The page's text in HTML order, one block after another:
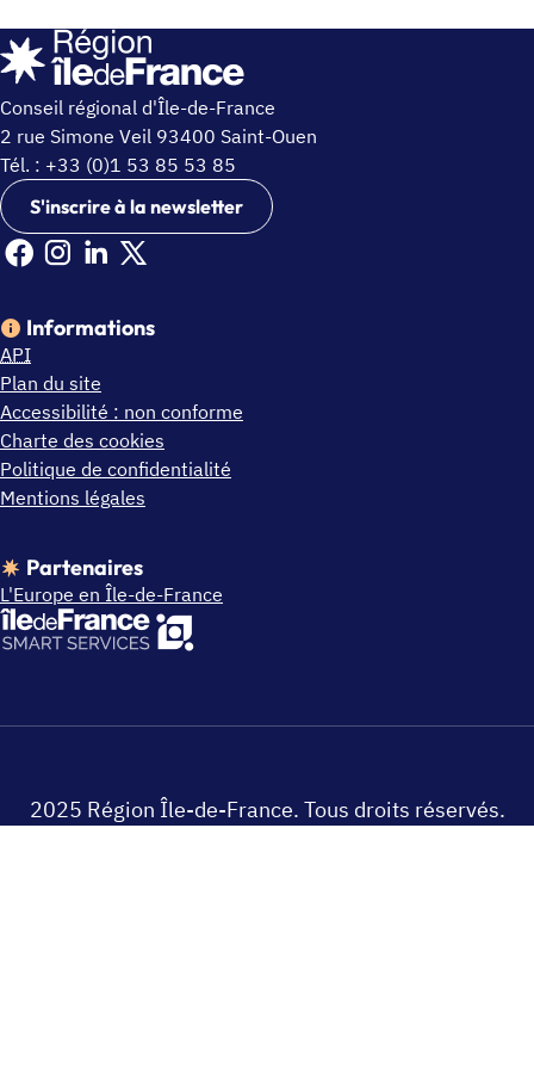
Conseil régional d'Île-de-France
2 rue Simone Veil 93400 Saint-Ouen
Tél. : +33 (0)1 53 85 53 85
S'inscrire à la newsletter
Facebook Ile de France (nouvelle fenêtre)
Instagram Ile de France (nouvelle fenêtre)
Linkedin Ile de France (nouvelle fenêtre)
X Ile de France (nouvelle fenêtre)
Informations
API
Plan du site
Accessibilité : non conforme
Charte des cookies
Politique de confidentialité
Mentions légales
Partenaires
L'Europe en Île-de-France
2025 Région Île-de-France. Tous droits réservés.